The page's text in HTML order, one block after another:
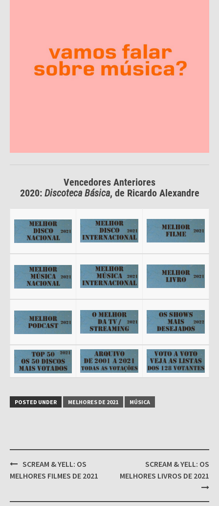
Vencedores Anteriores
2020: Discoteca Básica, de Ricardo Alexandre
POSTED UNDER MELHORES DE 2021 MÚSICA
Post
navigation
SCREAM & YELL: OS
MELHORES FILMES DE 2021
SCREAM & YELL: OS
MELHORES LIVROS DE 2021